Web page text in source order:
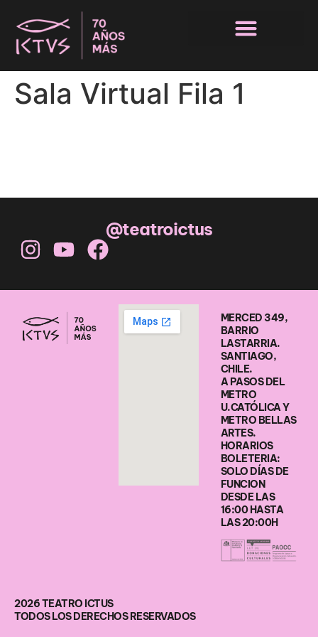
Sala Virtual Fila 1
@teatroictus
MERCED 349,
BARRIO
LASTARRIA.
SANTIAGO,
CHILE.
A PASOS DEL
METRO
U.CATÓLICA Y
METRO BELLAS
ARTES.
HORARIOS
BOLETERIA:
SOLO DÍAS DE
FUNCION
DESDE LAS
16:00 HASTA
LAS 20:00H
2026 TEATRO ICTUS
TODOS LOS DERECHOS RESERVADOS